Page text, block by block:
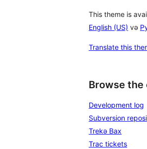
This theme is
English (US) və
Translate this
Browse the
Development log
Subversion
Trekə Bax
Trac tickets